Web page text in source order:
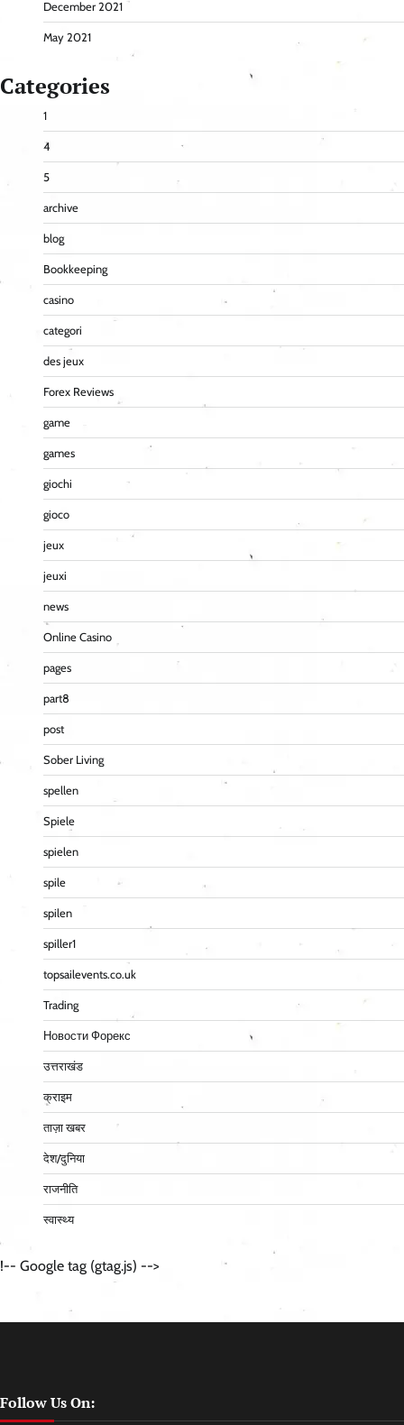
December 2021
May 2021
Categories
1
4
5
archive
blog
Bookkeeping
casino
categori
des jeux
Forex Reviews
game
games
giochi
gioco
jeux
jeuxi
news
Online Casino
pages
part8
post
Sober Living
spellen
Spiele
spielen
spile
spilen
spiller1
topsailevents.co.uk
Trading
Новости Форекс
उत्तराखंड
क्राइम
ताज़ा खबर
देश/दुनिया
राजनीति
स्वास्थ्य
!-- Google tag (gtag.js) -->
Follow Us On: